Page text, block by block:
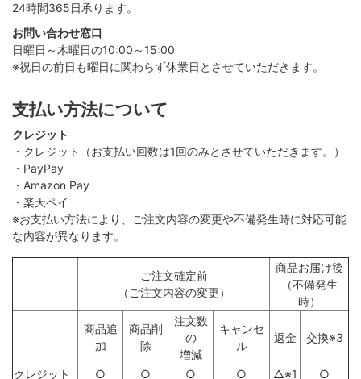
24時間365日承ります。
お問い合わせ窓口
日曜日～木曜日の10:00～15:00
※祝日の前日も曜日に関わらず休業日とさせていただきます。
支払い方法について
クレジット
・クレジット（お支払い回数は1回のみとさせていただきます。）
・PayPay
・Amazon Pay
・楽天ペイ
※お支払い方法により、ご注文内容の変更や不備発生時に対応可能
な内容が異なります。
ご注文確定前
（ご注文内容の変更）
商品お届け後
（不備発生
時）
商品追
加
商品削
除
注文数
の
増減
キャンセ
ル
返金 交換※3
クレジット ○ ○ ○ ○ △※1
○